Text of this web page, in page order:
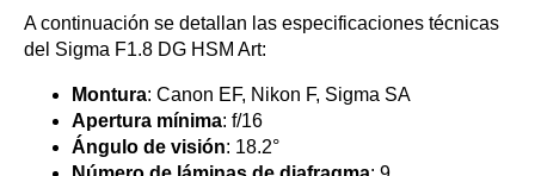
A continuación se detallan las especificaciones técnicas
del Sigma F1.8 DG HSM Art:
Montura: Canon EF, Nikon F, Sigma SA
Apertura mínima: f/16
Ángulo de visión: 18.2°